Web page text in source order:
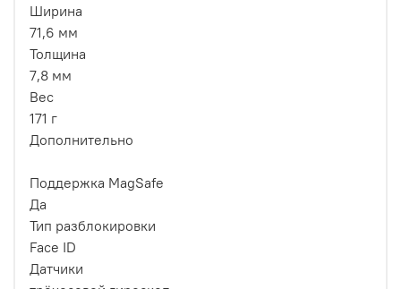
Ширина
71,6 мм
Толщина
7,8 мм
Вес
171 г
Дополнительно
Поддержка MagSafe
Да
Тип разблокировки
Face ID
Датчики